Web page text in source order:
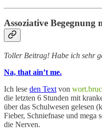
Assoziative
Toller Beitrag! Habe ich sehr
Na, that ain’t me.
Ich lese den Text von
die letzten 6 Stunden mit
über das Schulwesen gelesen
Fieber, Schniefnase und mega
die Nerven.